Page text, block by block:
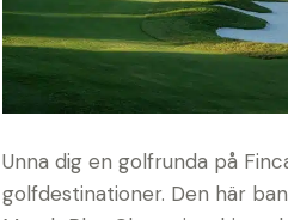
Unna dig en golfrunda på
golfdestinationer. Den här